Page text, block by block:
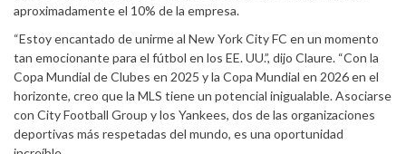
aproximadamente el 10% de la empresa.
“Estoy encantado de unirme al New York City FC en un momento
tan emocionante para el fútbol en los EE. UU.”, dijo Claure. “Con la
Copa Mundial de Clubes en 2025 y la Copa Mundial en 2026 en el
horizonte, creo que la MLS tiene un potencial inigualable. Asociarse
con City Football Group y los Yankees, dos de las organizaciones
deportivas más respetadas del mundo, es una oportunidad